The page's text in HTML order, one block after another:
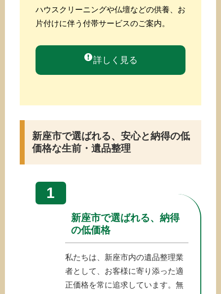
ハウスクリーニングや仏壇などの供養、お
片付けに伴う付帯サービスのご案内。
詳しく見る
新座市で選ばれる、安心と納得の低
価格な生前・遺品整理
1
新座市で選ばれる、納得
の低価格
私たちは、新座市内の遺品整理業
者として、お客様に寄り添った適
正価格を常に追求しています。無